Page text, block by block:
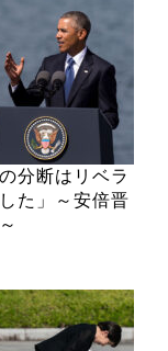
分断はリベラ
た」～安倍晋